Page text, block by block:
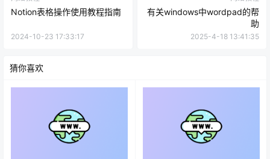
Notion表格操作使用教程指南
2024-10-23 17:33:17
有关windows中wordpad的帮
助
2025-4-18 13:41:35
猜你喜欢